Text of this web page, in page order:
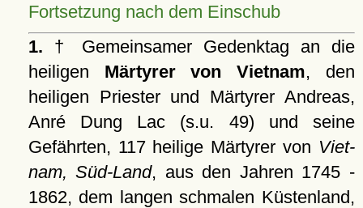
Fortsetzung nach dem Einschub
1. † Gemeinsamer Gedenktag an die
heiligen Märtyrer von Vietnam, den
heiligen Priester und Märtyrer Andreas,
Anré Dung Lac (s.u. 49) und seine
Gefährten, 117 heilige Märtyrer von Viet-
nam, Süd-Land, aus den Jahren 1745 -
1862, dem langen schmalen Küstenland,